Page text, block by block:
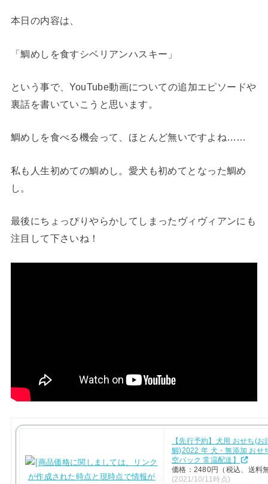
本日の内容は、
「鯛めしを食すシベリアンハスキー」
という事で、YouTube動画についての追加エピソードや
裏話を書いていこうと思います。
鯛めしを食べる機会って、ほとんど無いですよね……
私も人生初めての鯛めし。愛犬も初めてとなった鯛め
し。
最後にちょっぴりやらかしてしまったヴィヴィアンにも
注目して下さいね！
【先行予約】犬用 おせち(お
鯛)2022 年 犬・無添加 おせ
空パック 常温配送】
価格：2480円（税込、送料
(2021/10/11時点)